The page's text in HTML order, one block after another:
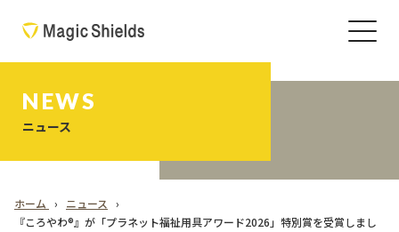
NEWS
ニュース
ホーム
ニュース
『ころやわ®』が「プラネット福祉用具アワード2026」特別賞を受賞しまし